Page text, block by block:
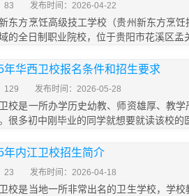
83 发布时间：2026-04-22
东方烹饪高级技工学校（贵州新东方烹
的全日制职业院校，位于贵阳市花溪区孟
年华西卫校报名条件和招生要求
129 发布时间：2026-05-28
校是一所办学历史幼教、师资雄厚、教
很多初中刚毕业的同学就想要就读该校的
年内江卫校招生简介
23 发布时间：2026-04-18
校是当地一所非常出名的卫生学校，学